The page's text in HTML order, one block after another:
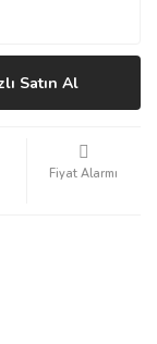
Satın Al
Fiyat Alarmı